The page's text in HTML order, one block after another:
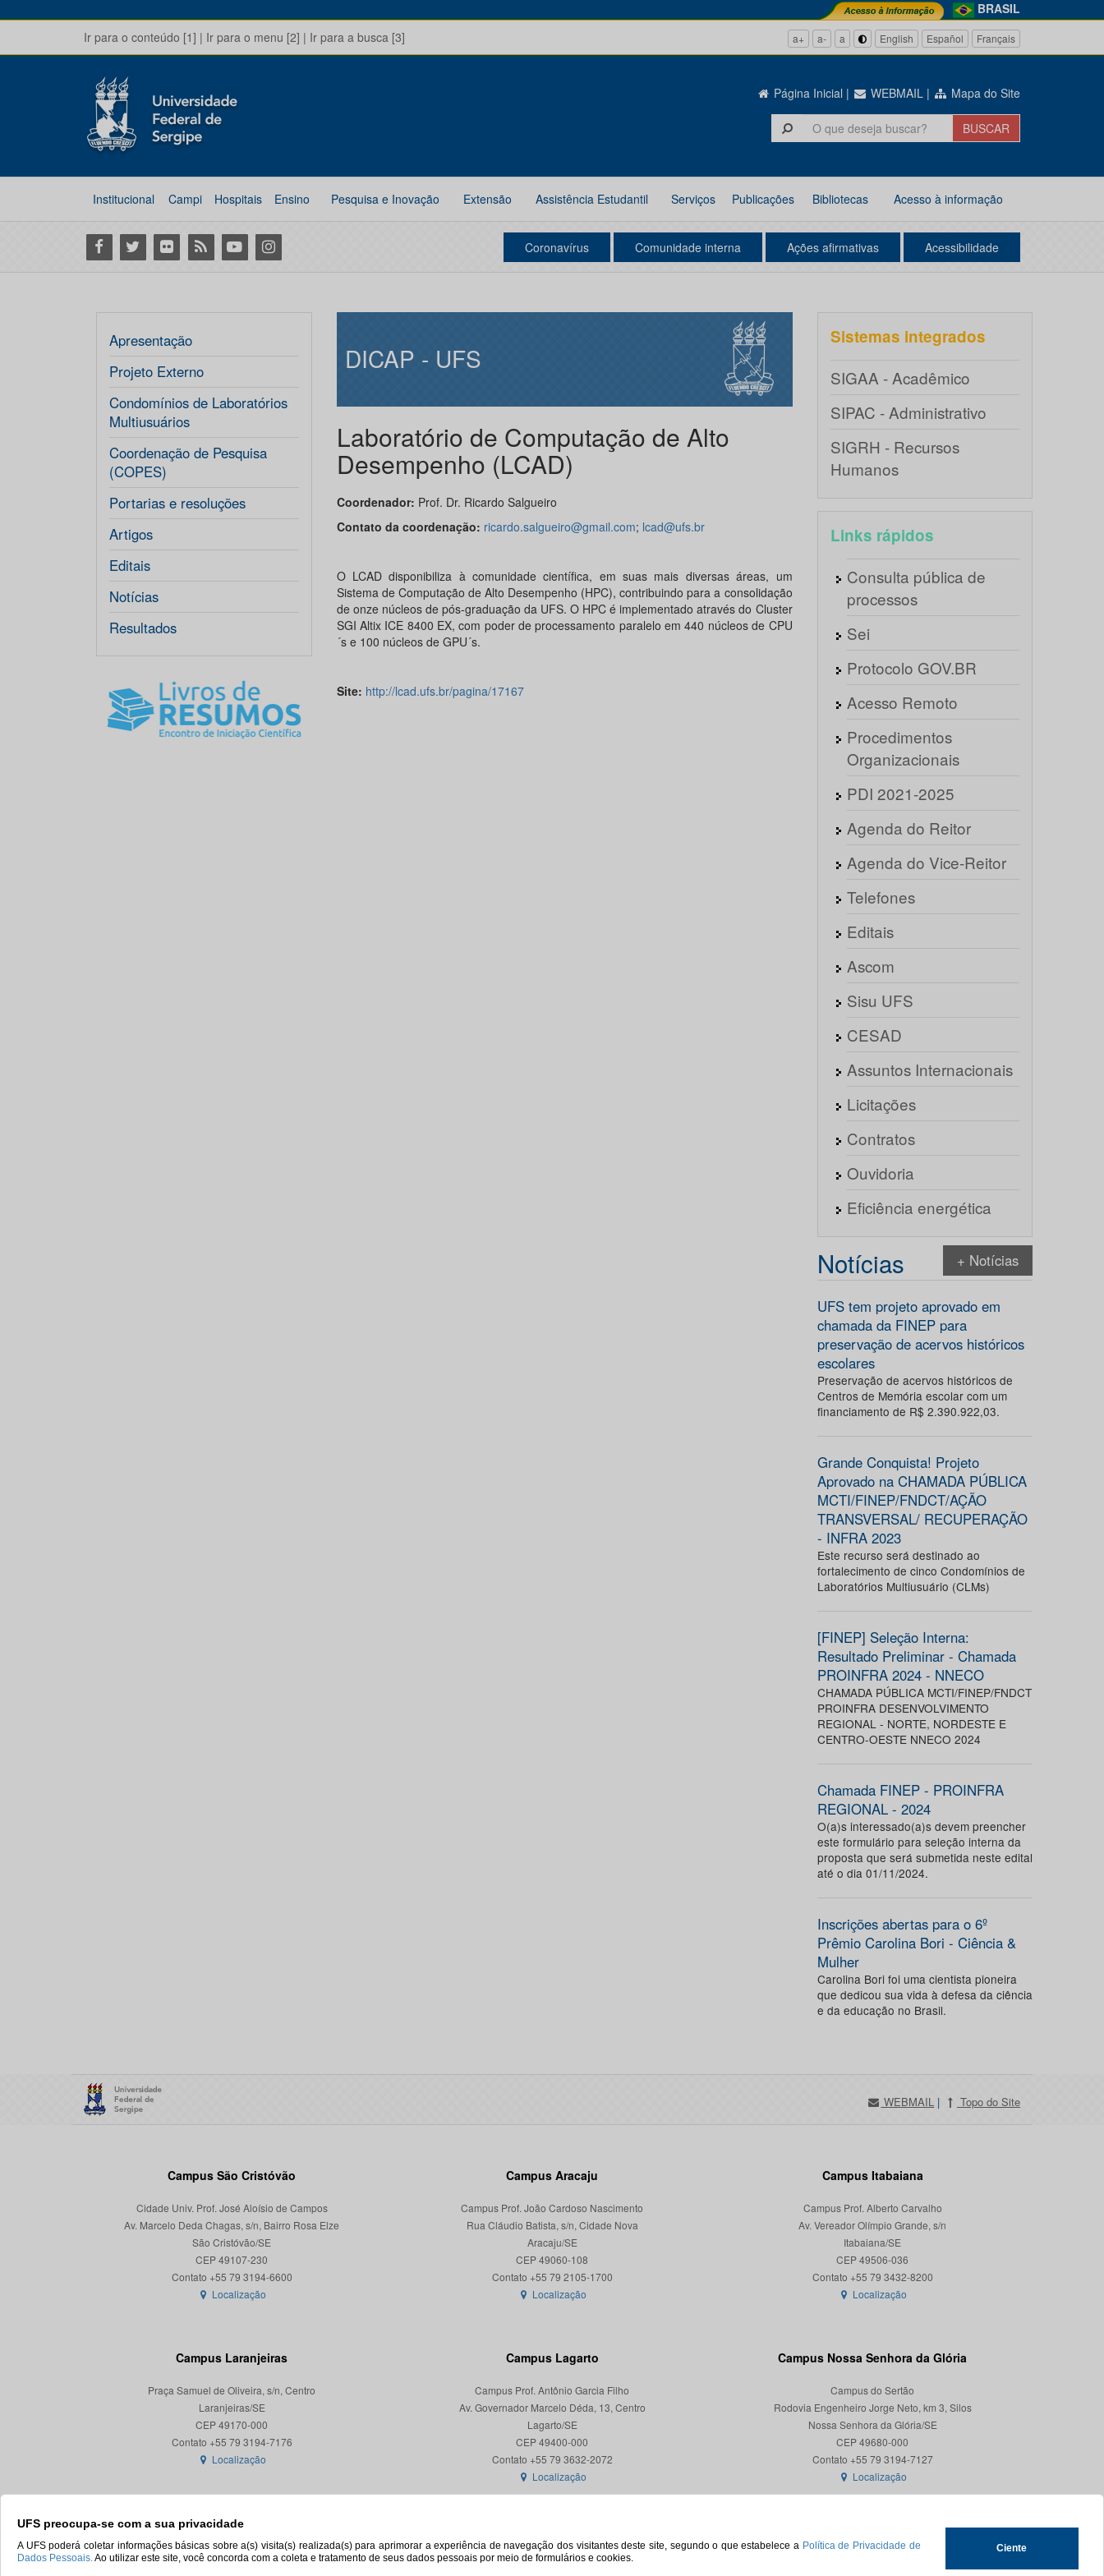
BRASIL
Ir para o conteúdo [1] | Ir para o menu [2] | Ir para a busca [3] a+ a- a English Español Français
Página Inicial | WEBMAIL | Mapa do Site
Institucional Campi Hospitais Ensino Pesquisa e Inovação Extensão Assistência Estudantil Serviços Publicações Bibliotecas Acesso à informação
Facebook
Twitter Flickr RSS YoutubeInstagram Coronavírus Comunidade interna Ações afirmativas Acessibilidade
UFS preocupa-se com a sua privacidade
A UFS poderá coletar informações básicas sobre a(s) visita(s) realizada(s) para aprimorar a experiência de navegação dos visitantes deste site, segundo o que estabelece a Política de Privacidade de
Dados Pessoais.Ao utilizar este site, você concorda com a coleta e tratamento de seus dados pessoais por meio de formulários e cookies.
Ciente
Apresentação
Projeto Externo
Condomínios de Laboratórios
Multiusuários
Coordenação de Pesquisa
(COPES)
Portarias e resoluções
Artigos
Editais
Notícias
Resultados
DICAP - UFS
Laboratório de Computação de Alto
Desempenho (LCAD)
Coordenador: Prof. Dr. Ricardo Salgueiro
Contato da coordenação: ricardo.salgueiro@gmail.com; lcad@ufs.br
O LCAD disponibiliza à comunidade científica, em suas mais diversas áreas, um
Sistema de Computação de Alto Desempenho (HPC), contribuindo para a consolidação
de onze núcleos de pós-graduação da UFS. O HPC é implementado através do Cluster
SGI Altix ICE 8400 EX, com poder de processamento paralelo em 440 núcleos de CPU
´s e 100 núcleos de GPU´s.
Site: http://lcad.ufs.br/pagina/17167
Sistemas integrados
SIGAA - Acadêmico
SIPAC - Administrativo
SIGRH - Recursos
Humanos
Links rápidos
Consulta pública de
processos
Sei
Protocolo GOV.BR
Acesso Remoto
Procedimentos
Organizacionais
PDI 2021-2025
Agenda do Reitor
Agenda do Vice-Reitor
Telefones
Editais
Ascom
Sisu UFS
CESAD
Assuntos Internacionais
Licitações
Contratos
Ouvidoria
Eficiência energética
Notícias + Notícias
UFS tem projeto aprovado em
chamada da FINEP para
preservação de acervos históricos
escolares
Preservação de acervos históricos de
Centros de Memória escolar com um
financiamento de R$ 2.390.922,03.
Grande Conquista! Projeto
Aprovado na CHAMADA PÚBLICA
MCTI/FINEP/FNDCT/AÇÃO
TRANSVERSAL/ RECUPERAÇÃO
- INFRA 2023
Este recurso será destinado ao
fortalecimento de cinco Condomínios de
Laboratórios Multiusuário (CLMs)
[FINEP] Seleção Interna:
Resultado Preliminar - Chamada
PROINFRA 2024 - NNECO
CHAMADA PÚBLICA MCTI/FINEP/FNDCT
PROINFRA DESENVOLVIMENTO
REGIONAL - NORTE, NORDESTE E
CENTRO-OESTE NNECO 2024
Chamada FINEP - PROINFRA
REGIONAL - 2024
O(a)s interessado(a)s devem preencher
este formulário para seleção interna da
proposta que será submetida neste edital
até o dia 01/11/2024.
Inscrições abertas para o 6º
Prêmio Carolina Bori - Ciência &
Mulher
Carolina Bori foi uma cientista pioneira
que dedicou sua vida à defesa da ciência
e da educação no Brasil.
WEBMAIL | Topo do Site
Campus São Cristóvão
Cidade Univ. Prof. José Aloísio de Campos
Av. Marcelo Deda Chagas, s/n, Bairro Rosa Elze
São Cristóvão/SE
CEP 49107-230
Localização
Campus Aracaju
Campus Prof. João Cardoso Nascimento
Rua Cláudio Batista, s/n, Cidade Nova
Aracaju/SE
CEP 49060-108
Localização
Campus Itabaiana
Campus Prof. Alberto Carvalho
Av. Vereador Olímpio Grande, s/n
Itabaiana/SE
CEP 49506-036
Localização
Campus Laranjeiras
Praça Samuel de Oliveira, s/n, Centro
Laranjeiras/SE
CEP 49170-000
Localização
Campus Lagarto
Campus Prof. Antônio Garcia Filho
Av. Governador Marcelo Déda, 13, Centro
Lagarto/SE
CEP 49400-000
Localização
Campus Nossa Senhora da Glória
Campus do Sertão
Rodovia Engenheiro Jorge Neto, km 3, Silos
Nossa Senhora da Glória/SE
CEP 49680-000
Contato +55 79 3194-7127
Localização
© 2026. Todos os direitos reservados. Universidade Federal de Sergipe.